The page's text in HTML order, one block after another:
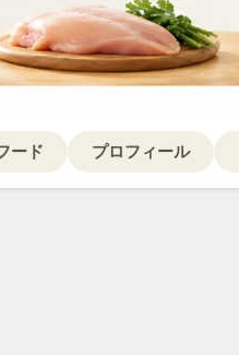
ード プロフィール